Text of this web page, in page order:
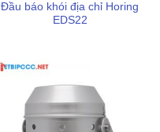
Đầu báo khói địa chỉ Horing
EDS22